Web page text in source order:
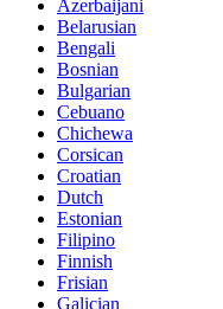
Azerbaijani
Belarusian
Bengali
Bosnian
Bulgarian
Cebuano
Chichewa
Corsican
Croatian
Dutch
Estonian
Filipino
Finnish
Frisian
Galician